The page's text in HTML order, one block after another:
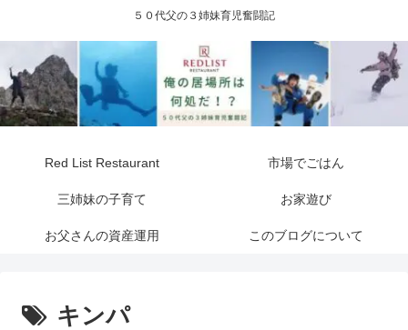
５０代父の３姉妹育児奮闘記
Red List Restaurant 市場でごはん
三姉妹の子育て お家遊び
お父さんの資産運用 このブログについて
キンパ